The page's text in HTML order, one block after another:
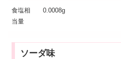
食塩相
当量
0.0008g
ソーダ味